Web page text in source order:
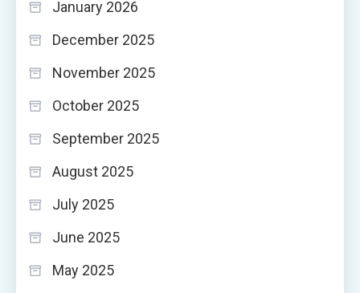
January 2026
December 2025
November 2025
October 2025
September 2025
August 2025
July 2025
June 2025
May 2025